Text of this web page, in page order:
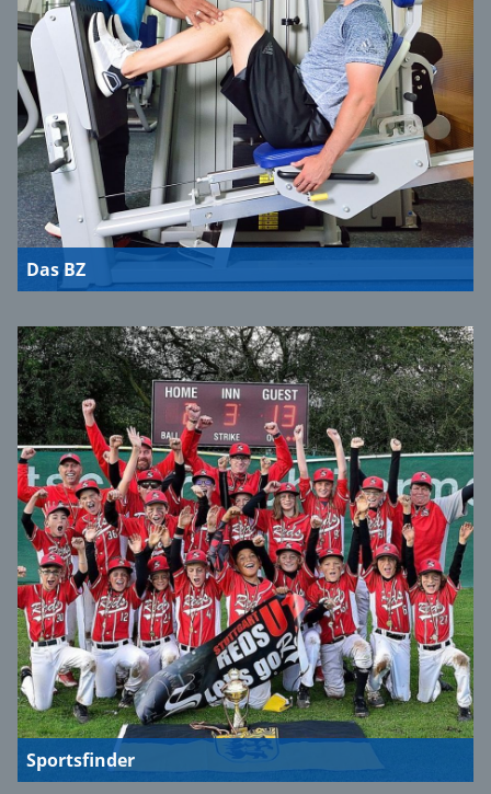
Das BZ
Sportsfinder